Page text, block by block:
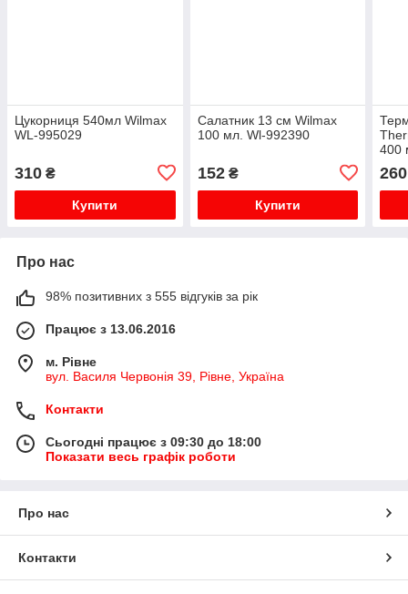
Цукорниця 540мл Wilmax
WL-995029
310 ₴
Купити
Салатник 13 см Wilmax
100 мл. Wl-992390
152₴
Купити
400
260
Про нас
98% позитивних з 555 відгуків за рік
Працює з 13.06.2016
м. Рівне
вул. Василя Червонія 39, Рівне, Україна
Контакти
Сьогодні працює з 09:30 до 18:00
Показати весь графік роботи
Про нас
Контакти